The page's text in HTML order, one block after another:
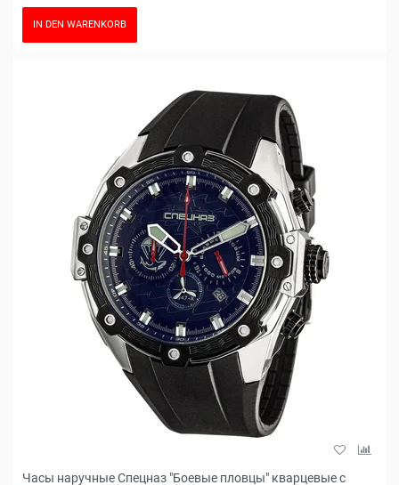
IN DEN WARENKORB
Часы наручные Спецназ "Боевые пловцы" кварцевые с